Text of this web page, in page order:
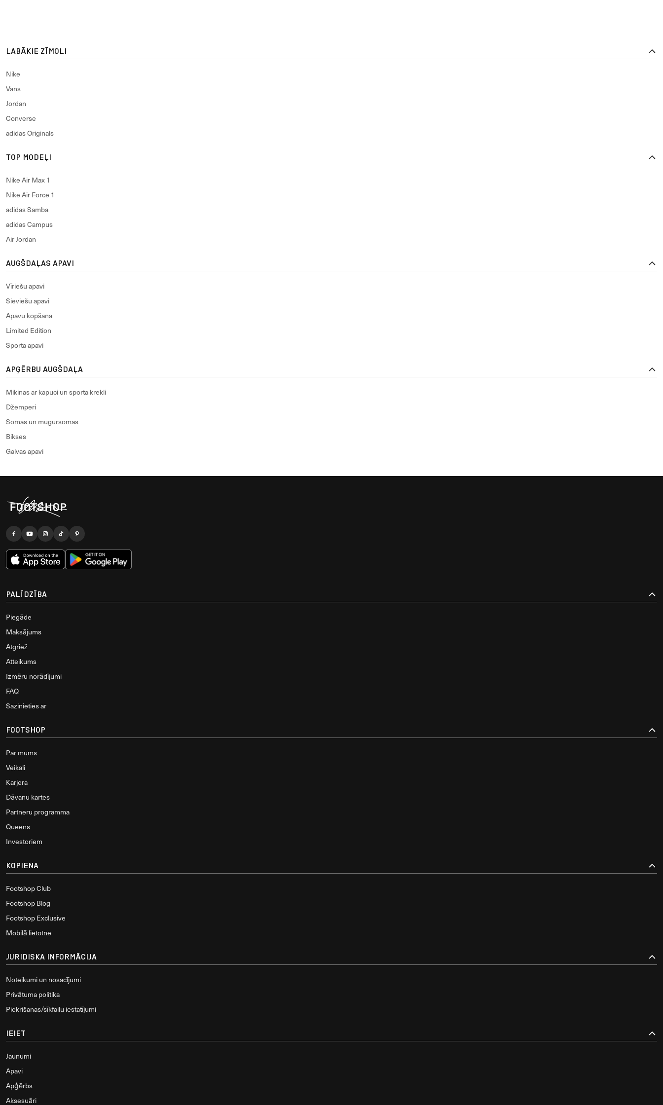
LABĀKIE ZĪMOLI
Nike
Vans
Jordan
Converse
adidas Originals
TOP MODEĻI
Nike Air Max 1
Nike Air Force 1
adidas Samba
adidas Campus
Air Jordan
AUGŠDAĻAS APAVI
Vīriešu apavi
Sieviešu apavi
Apavu kopšana
Limited Edition
Sporta apavi
APĢĒRBU AUGŠDAĻA
Mikinas ar kapuci un sporta krekli
Džemperi
Somas un mugursomas
Bikses
Galvas apavi
PALĪDZĪBA
Piegāde
Maksājums
Atgriež
Atteikums
Izmēru norādījumi
FAQ
Sazinieties ar
FOOTSHOP
Par mums
Veikali
Karjera
Dāvanu kartes
Partneru programma
Queens
Investoriem
KOPIENA
Footshop Club
Footshop Blog
Footshop Exclusive
Mobilā lietotne
JURIDISKA INFORMĀCIJA
Noteikumi un nosacījumi
Privātuma politika
Piekrišanas/sīkfailu iestatījumi
IEIET
Jaunumi
Apavi
Apģērbs
Aksesuāri